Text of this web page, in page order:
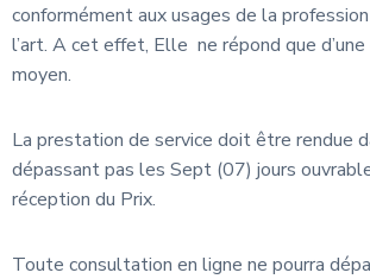
conformément aux usages de la
l’art. A cet effet, Elle ne répond que
moyen.
La prestation de service doit être rendue
dépassant pas les Sept (07) jours
réception du Prix.
Toute consultation en ligne ne pourra